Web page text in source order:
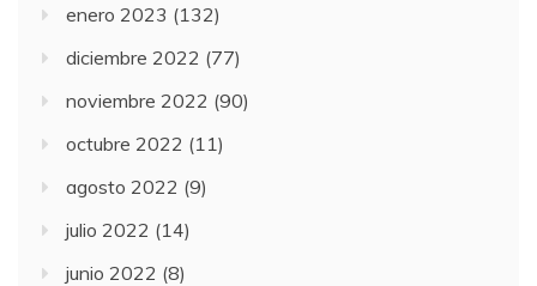
enero 2023 (132)
diciembre 2022 (77)
noviembre 2022 (90)
octubre 2022 (11)
agosto 2022 (9)
julio 2022 (14)
junio 2022 (8)